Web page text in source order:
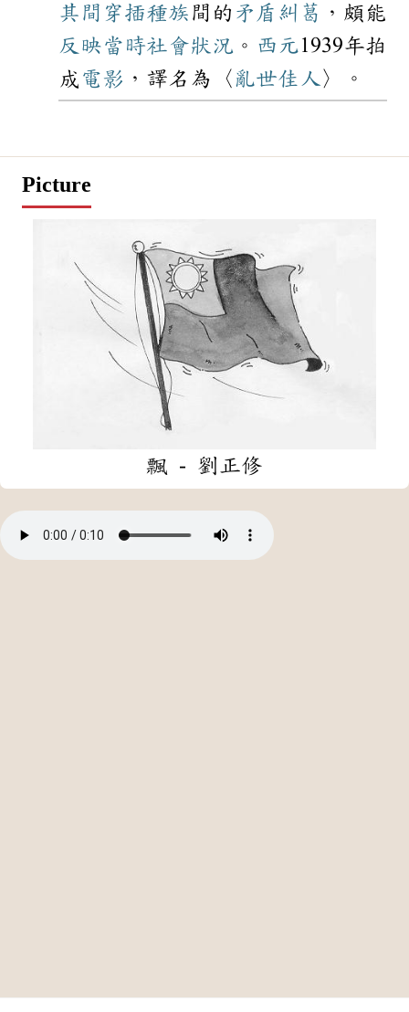
其間 穿插種族 間的 矛盾 糾葛 ，頗能
反映當時社會狀況 。 西元1939年拍
成 電影 ，譯名為〈 亂世佳人 〉。
Picture
飄 - 劉正修